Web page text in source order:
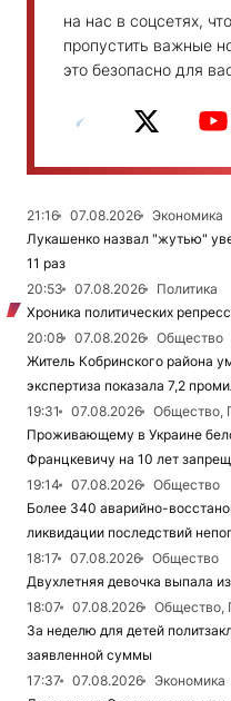
на нас в соцсетях,
пропустить важные
это безопасно для
21:16 07.08.2026
Экономика
Лукашенко назвал "жутью"
11 раз
20:53
07.08.2026
Политика
Хроника политических
20:08
07.08.2026
Общество
Житель Кобринского района
экспертиза показала 7,2
19:31
07.08.2026
Общество,
Проживающему в Украине
Францкевичу на 10 лет
19:14
07.08.2026
Общество
Более 340 аварийно-
ликвидации последствий
18:17
07.08.2026
Общество
Двухлетняя девочка выпала
18:07
07.08.2026
Общество,
За неделю для детей
заявленной суммы
17:37
07.08.2026
Экономика